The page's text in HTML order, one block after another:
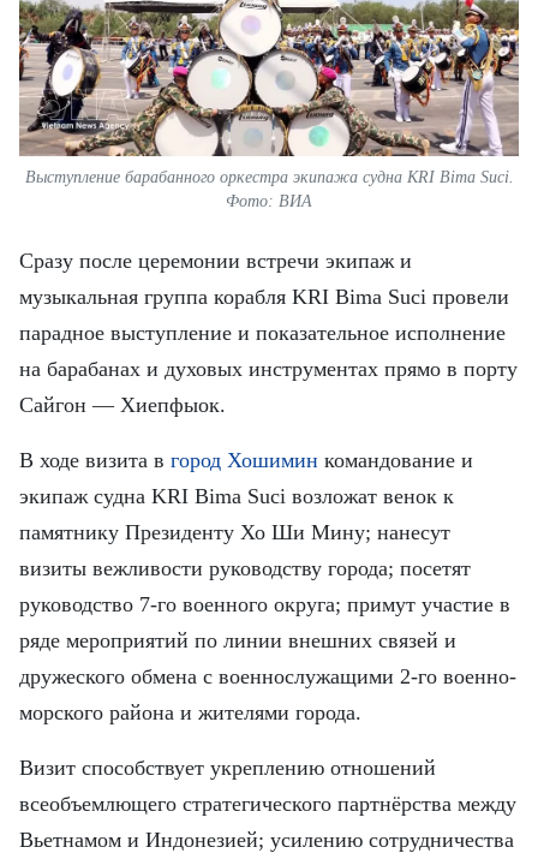
Выступление барабанного оркестра экипажа судна KRI Bima Suci.
Фото: ВИА
Сразу после церемонии встречи экипаж и
музыкальная группа корабля KRI Bima Suci провели
парадное выступление и показательное исполнение
на барабанах и духовых инструментах прямо в порту
Сайгон — Хиепфыок.
В ходе визита в город Хошимин командование и
экипаж судна KRI Bima Suci возложат венок к
памятнику Президенту Хо Ши Мину; нанесут
визиты вежливости руководству города; посетят
руководство 7-го военного округа; примут участие в
ряде мероприятий по линии внешних связей и
дружеского обмена с военнослужащими 2-го военно-
морского района и жителями города.
Визит способствует укреплению отношений
всеобъемлющего стратегического партнёрства между
Вьетнамом и Индонезией; усилению сотрудничества